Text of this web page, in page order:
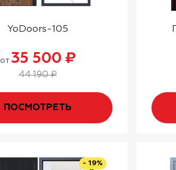
YoDoors-105
от 35 500 ₽
44 190 ₽
ПОСМОТРЕТЬ
- 19%